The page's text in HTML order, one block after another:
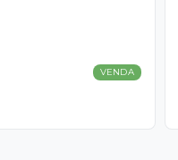
VENDA